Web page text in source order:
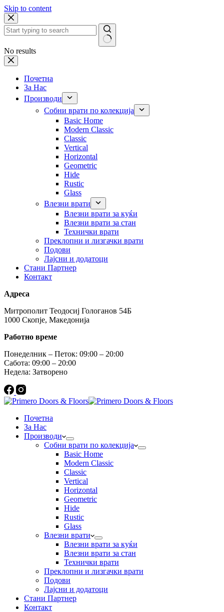
Skip to content
No results
Почетна
За Нас
Производи
Собни врати по колекција
Basic Home
Modern Classic
Classic
Vertical
Horizontal
Geometric
Hide
Rustic
Glass
Влезни врати
Влезни врати за куќи
Влезни врати за стан
Технички врати
Преклопни и лизгачки врати
Подови
Лајсни и додатоци
Стани Партнер
Контакт
Адреса
Митрополит Теодосиј Гологанов 54Б
1000 Скопје, Македонија
Работно време
Понеделник – Петок: 09:00 – 20:00
Сабота: 09:00 – 20:00
Недела: Затворено
Почетна
За Нас
Производи
Собни врати по колекција
Basic Home
Modern Classic
Classic
Vertical
Horizontal
Geometric
Hide
Rustic
Glass
Влезни врати
Влезни врати за куќи
Влезни врати за стан
Технички врати
Преклопни и лизгачки врати
Подови
Лајсни и додатоци
Стани Партнер
Контакт